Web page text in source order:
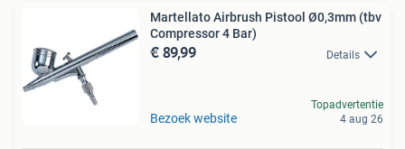
Martellato Airbrush Pistool Ø0,3mm (tbv
Compressor 4 Bar)
€ 89,99 Details
Bezoek website
Topadvertentie
4 aug 26